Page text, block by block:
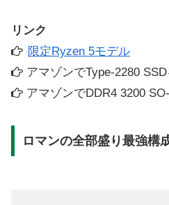
リンク
限定Ryzen 5モデル
アマゾンでType-2280
アマゾンでDDR4 3200
ロマンの全部盛り最強構